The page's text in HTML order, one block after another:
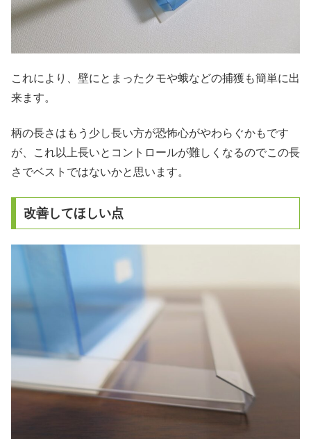
これにより、壁にとまったクモや蛾などの捕獲も簡単に出
来ます。
柄の長さはもう少し長い方が恐怖心がやわらぐかもです
が、これ以上長いとコントロールが難しくなるのでこの長
さでベストではないかと思います。
改善してほしい点